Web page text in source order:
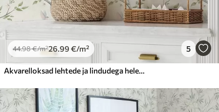
44.98€/m²26.99 €/m² 5
Akvarelloksad lehtede ja lindudega heledal taustal